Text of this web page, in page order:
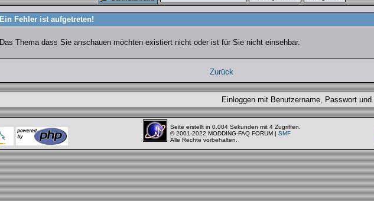
Ein Fehler ist aufgetreten!
Das Thema dass Sie anschauen möchten existiert nicht oder ist für Sie nicht einsehbar.
Zurück
Einloggen mit Benutzername, Passwort
Seite erstellt in 0.004 Sekunden mit 4 Zugriffen.
© 2001-2022 MODDING-FAQ FORUM | SMF
Alle Rechte vorbehalten.